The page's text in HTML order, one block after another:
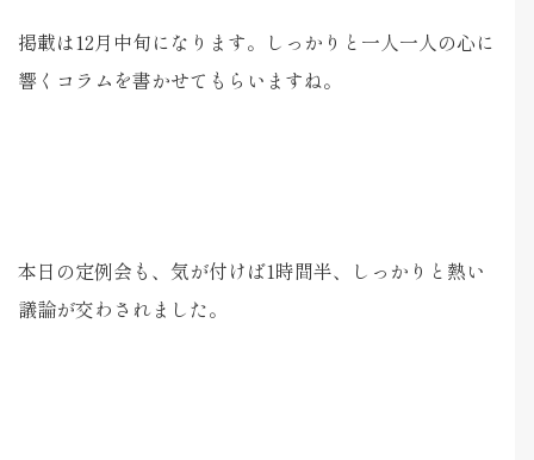
掲載は12月中旬になります。しっかりと一人一人の心に
響くコラムを書かせてもらいますね。
本日の定例会も、気が付けば1時間半、しっかりと熱い
議論が交わされました。